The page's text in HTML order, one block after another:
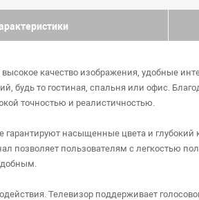
качество изображения, удобные
то гостиная, спальня или офис.
точностью и реалистичностью.
насыщенные цвета и глубокий
пользователям с легкостью
Телевизор поддерживает